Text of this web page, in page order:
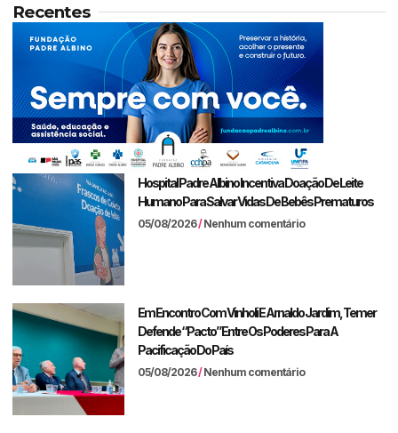
Recentes
Hospital Padre Albino Incentiva Doação De Leite
Humano Para Salvar Vidas De Bebês Prematuros
05/08/2026 Nenhum comentário
Em Encontro Com Vinholi E Arnaldo Jardim, Temer
Defende “pacto” Entre Os Poderes Para A
Pacificação Do País
05/08/2026 Nenhum comentário